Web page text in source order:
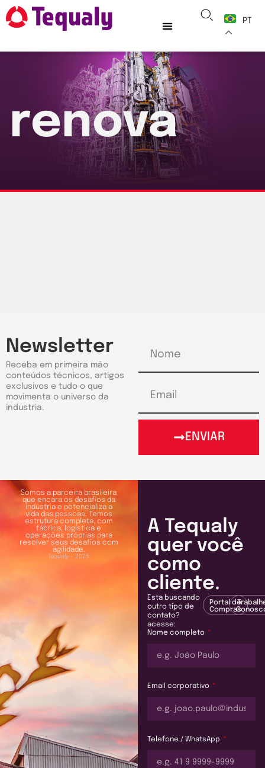
PT
renova
Newsletter
Receba em primeira mão
conteúdos técnicos, artigos
exclusivos e tudo o que
movimenta o universo da
industria.
ENVIAR
Somos a parceira brasileira
que encara os desafios da
indústria e potencializa a
vida das pessoas. Temos
estrutura completa, com
fábrica, logística e
operações próprias para
resolver seus desafios com
agilidade.
Tequaly - 2025
A Tequaly
quer você
como
cliente.
Esta buscando
outro tipo de
contato?
acesse:
Portal de
Compras
Nome completo
Email corporativo
Telefone / WhatsApp